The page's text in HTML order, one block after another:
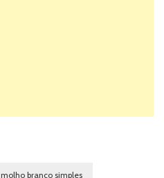
molho branco simples